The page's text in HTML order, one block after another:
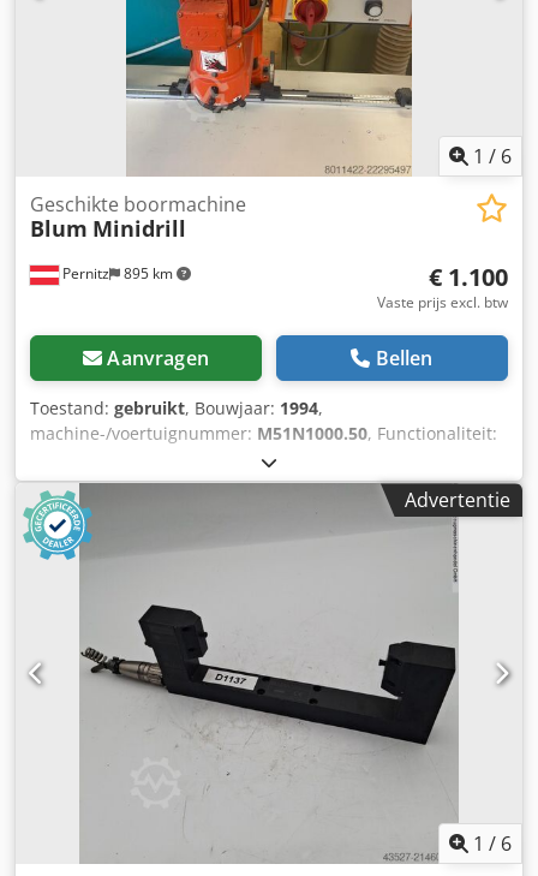
1 / 6
Pernitz 895 km
Geschikte boormachine
Blum Minidrill
€ 1.100
Vaste prijs excl. btw
Aanvragen Bellen
Toestand: gebruikt, Bouwjaar: 1994,
machine-/voertuignummer: M51N1000.50, Functionaliteit:
, vermogen:
ingangsspanning:220 V, ingangsfrequentie:50 Hz, Blum
Minidrill boormachine met meetschaal en onderkast.
Csdpfx Aiezkp Tls Djrf Afmetingen onderkast: L x B x H in
cm: 210 x 60 x 86 cm.
Advertentie
1 / 6